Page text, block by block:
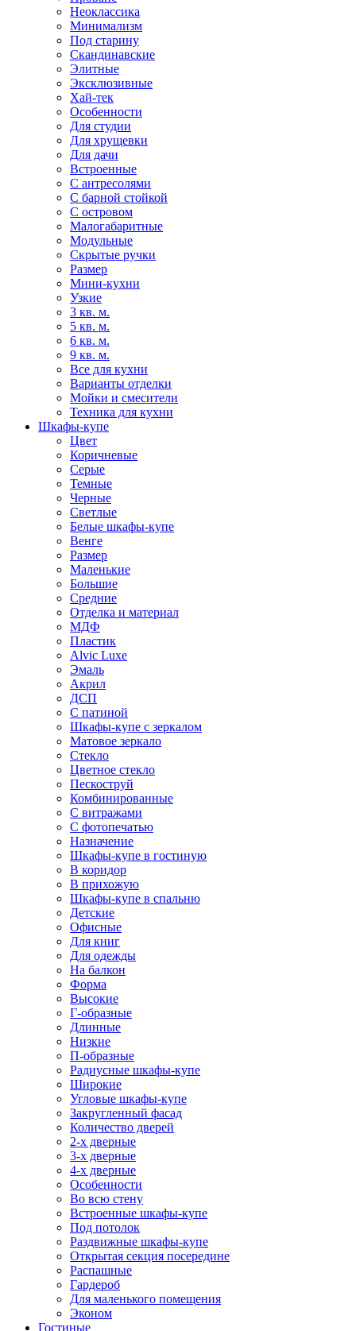
Неоклассика
Минимализм
Под старину
Скандинавские
Элитные
Эксклюзивные
Хай-тек
Особенности
Для студии
Для хрущевки
Для дачи
Встроенные
С антресолями
С барной стойкой
С островом
Малогабаритные
Модульные
Скрытые ручки
Размер
Мини-кухни
Узкие
3 кв. м.
5 кв. м.
6 кв. м.
9 кв. м.
Все для кухни
Варианты отделки
Мойки и смесители
Техника для кухни
Шкафы-купе
Цвет
Коричневые
Серые
Темные
Черные
Светлые
Белые шкафы-купе
Венге
Размер
Маленькие
Большие
Средние
Отделка и материал
МДФ
Пластик
Alvic Luxe
Эмаль
Акрил
ДСП
С патиной
Шкафы-купе с зеркалом
Матовое зеркало
Стекло
Цветное стекло
Пескоструй
Комбинированные
С витражами
С фотопечатью
Назначение
Шкафы-купе в гостиную
В коридор
В прихожую
Шкафы-купе в спальню
Детские
Офисные
Для книг
Для одежды
На балкон
Форма
Высокие
Г-образные
Длинные
Низкие
П-образные
Радиусные шкафы-купе
Широкие
Угловые шкафы-купе
Закругленный фасад
Количество дверей
2-х дверные
3-х дверные
4-х дверные
Особенности
Во всю стену
Встроенные шкафы-купе
Под потолок
Раздвижные шкафы-купе
Открытая секция посередине
Распашные
Гардероб
Для маленького помещения
Эконом
Гостиные